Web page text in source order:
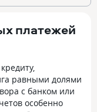
платежей
равными долями
с банком или
особенно